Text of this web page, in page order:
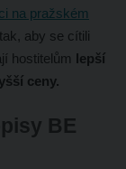
na pražském
aby se cítili
hostitelům lepší
ceny.
BE